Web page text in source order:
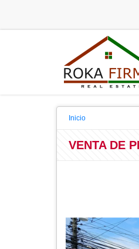
Inicio
VENTA DE